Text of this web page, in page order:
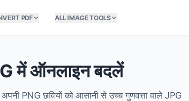
PDF ALL IMAGE TOOLS
में ऑनलाइन बदलें
PNG छवियों को आसानी से उच्च गुणवत्ता वाले JPG